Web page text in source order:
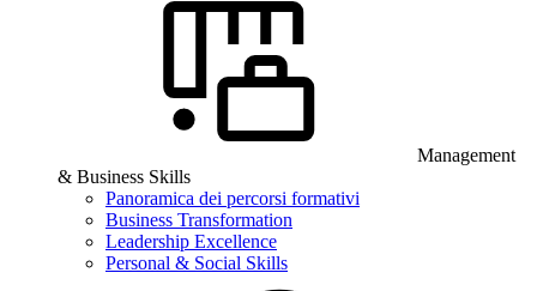
Management
& Business Skills
Panoramica dei percorsi formativi
Business Transformation
Leadership Excellence
Personal & Social Skills